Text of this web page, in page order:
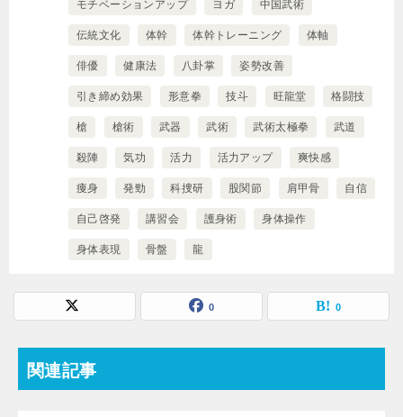
モチベーションアップ ヨガ 中国武術
伝統文化 体幹 体幹トレーニング 体軸
俳優 健康法 八卦掌 姿勢改善
引き締め効果 形意拳 技斗 旺龍堂 格闘技
槍 槍術 武器 武術 武術太極拳 武道
殺陣 気功 活力 活力アップ 爽快感
痩身 発勁 科捜研 股関節 肩甲骨 自信
自己啓発 講習会 護身術 身体操作
身体表現 骨盤 龍
0 0
関連記事